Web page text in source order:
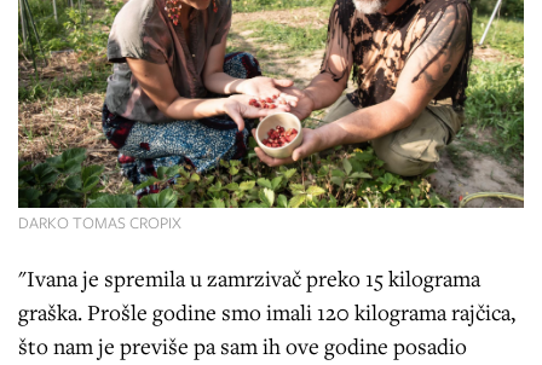
DARKO TOMAS CROPIX
"Ivana je spremila u zamrzivač preko 15 kilograma
graška. Prošle godine smo imali 120 kilograma rajčica,
što nam je previše pa sam ih ove godine posadio